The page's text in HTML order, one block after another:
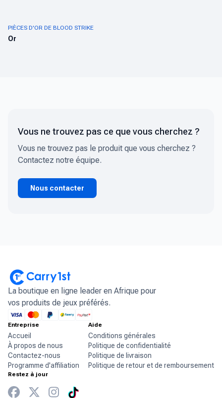
PIÈCES D'OR DE BLOOD STRIKE
Or
Vous ne trouvez pas ce que vous cherchez ?
Vous ne trouvez pas le produit que vous cherchez ?
Contactez notre équipe.
Nous contacter
La boutique en ligne leader en Afrique pour
vos produits de jeux préférés.
Entreprise
Accueil
À propos de nous
Contactez-nous
Programme d'affiliation
Aide
Conditions générales
Politique de confidentialité
Politique de livraison
Politique de retour et de remboursement
Restez à jour